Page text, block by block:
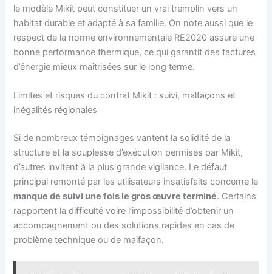
le modèle Mikit peut constituer un vrai tremplin vers un
habitat durable et adapté à sa famille. On note aussi que le
respect de la norme environnementale RE2020 assure une
bonne performance thermique, ce qui garantit des factures
d’énergie mieux maîtrisées sur le long terme.
Limites et risques du contrat Mikit : suivi, malfaçons et
inégalités régionales
Si de nombreux témoignages vantent la solidité de la
structure et la souplesse d’exécution permises par Mikit,
d’autres invitent à la plus grande vigilance. Le défaut
principal remonté par les utilisateurs insatisfaits concerne le
manque de suivi une fois le gros œuvre terminé. Certains
rapportent la difficulté voire l’impossibilité d’obtenir un
accompagnement ou des solutions rapides en cas de
problème technique ou de malfaçon.